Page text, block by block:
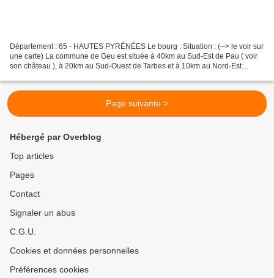
Département : 65 - HAUTES PYRÉNÉES Le bourg : Situation : (--> le voir sur
une carte) La commune de Geu est située à 40km au Sud-Est de Pau ( voir
son château ), à 20km au Sud-Ouest de Tarbes et à 10km au Nord-Est
Page suivante >
Hébergé par Overblog
Top articles
Pages
Contact
Signaler un abus
C.G.U.
Cookies et données personnelles
Préférences cookies